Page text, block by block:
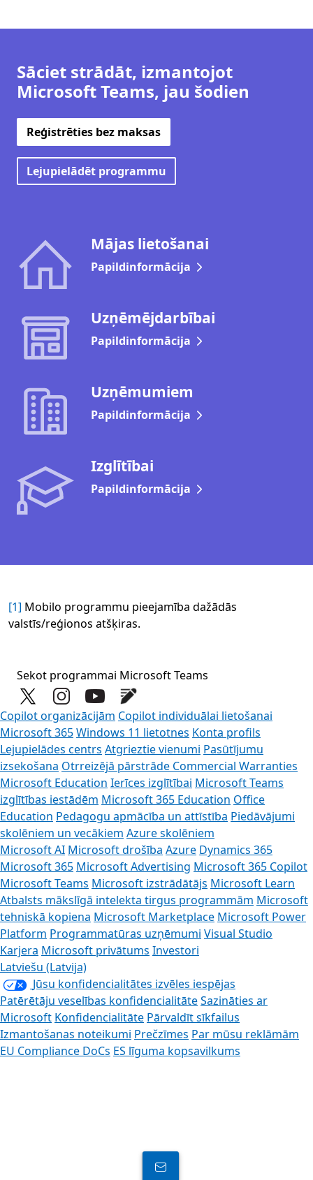
Sāciet strādāt, izmantojot
Microsoft Teams, jau šodien
Reģistrēties bez maksas
Lejupielādēt programmu
Mājas lietošanai
Papildinformācija
Uzņēmējdarbībai
Papildinformācija
Uzņēmumiem
Papildinformācija
Izglītībai
Papildinformācija
[1] Mobilo programmu pieejamība dažādās
valstīs/reģionos atšķiras.
Sekot programmai Microsoft Teams
Copilot organizācijām Copilot individuālai lietošanai
Microsoft 365Windows 11 lietotnes Konta profils
Lejupielādes centrs Atgrieztie vienumi Pasūtījumu
izsekošana Otrreizējā pārstrāde Commercial Warranties
Microsoft Education Ierīces izglītībai Microsoft Teams
izglītības iestādēm Microsoft 365 Education Office
Education Pedagogu apmācība un attīstība Piedāvājumi
skolēniem un vecākiem Azure skolēniem
Microsoft AI Microsoft drošība Azure Dynamics 365
Microsoft 365 Microsoft Advertising Microsoft 365 Copilot
Microsoft Teams Microsoft izstrādātājs Microsoft Learn
Atbalsts mākslīgā intelekta tirgus programmām Microsoft
tehniskā kopiena Microsoft Marketplace Microsoft Power
Platform Programmatūras uzņēmumi Visual Studio
Karjera Microsoft privātums Investori
Latviešu (Latvija)
Jūsu konfidencialitātes izvēles iespējas
Patērētāju veselības konfidencialitāteSazināties ar
Microsoft Konfidencialitāte Pārvaldīt sīkfailus
Izmantošanas noteikumi Prečzīmes Par mūsu reklāmām
EU Compliance DoCs ES līguma kopsavilkums